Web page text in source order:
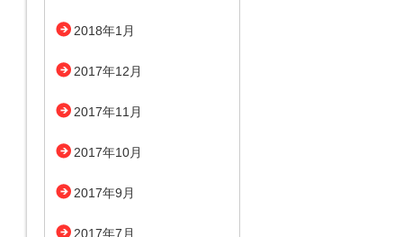
2018年1月
2017年12月
2017年11月
2017年10月
2017年9月
2017年7月